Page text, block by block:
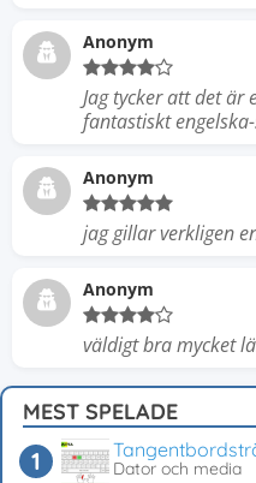
Anonym
Jag tycker att det
fantastiskt
Anonym
jag gillar verkligen
Anonym
väldigt bra mycket
MEST SPELADE
Dator och media